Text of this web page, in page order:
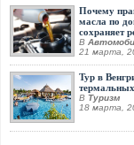
Почему
масла по
сохраняет
В
21 марта,
Тур в
В Туризм
18 марта,